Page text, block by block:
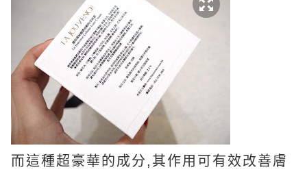
而這種超豪華的成分,其作用可有效改善膚